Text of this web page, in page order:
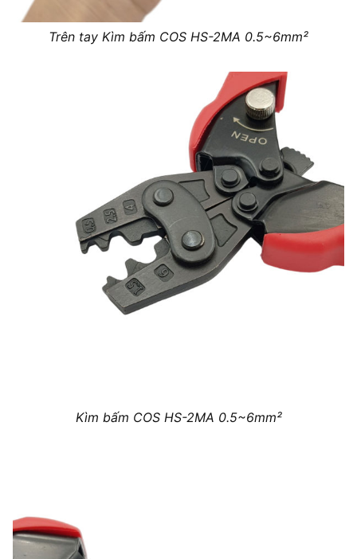
Trên tay Kìm bấm COS HS-2MA 0.5~6mm²
Kìm bấm COS HS-2MA 0.5~6mm²